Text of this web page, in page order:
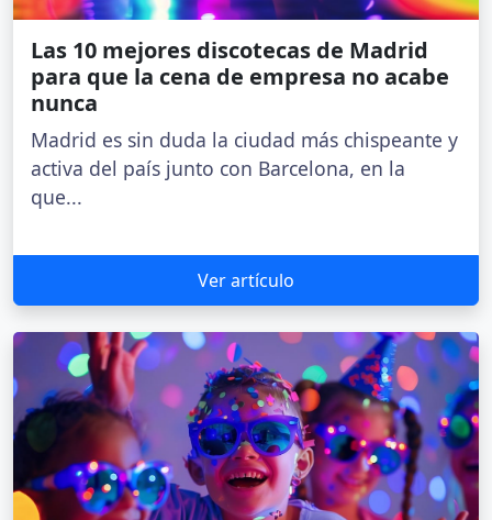
Las 10 mejores discotecas de Madrid
para que la cena de empresa no acabe
nunca
Madrid es sin duda la ciudad más chispeante y
activa del país junto con Barcelona, en la
que...
Ver artículo